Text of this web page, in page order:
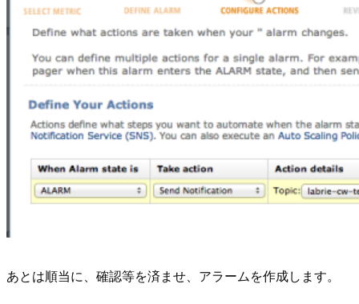
あとは順当に、確認等を済ませ、アラームを作成します。